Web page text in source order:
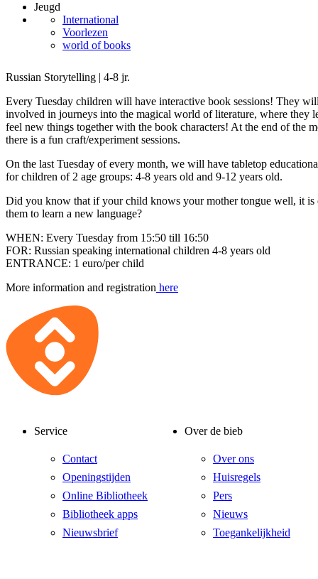
Jeugd
International
Voorlezen
world of books
Russian Storytelling | 4-8 jr.
Every Tuesday children will have interactive book sessions! They
involved in journeys into the magical world of literature, where they
feel new things together with the book characters! At the end of the
there is a fun craft/experiment sessions.
On the last Tuesday of every month, we will have tabletop
for children of 2 age groups: 4-8 years old and 9-12 years old.
Did you know that if your child knows your mother tongue well, it is
them to learn a new language?
WHEN: Every Tuesday from 15:50 till 16:50
FOR: Russian speaking international children 4-8 years old
ENTRANCE: 1 euro/per child
More information and registration here
Service
Contact
Openingstijden
Online Bibliotheek
Bibliotheek apps
Nieuwsbrief
Over de bieb
Over ons
Huisregels
Pers
Nieuws
Toegankelijkheid